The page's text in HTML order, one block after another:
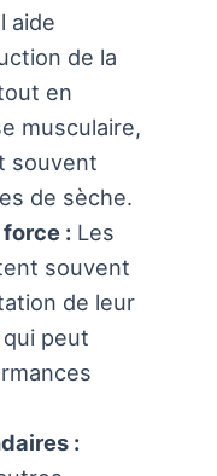
aide
de la
en
musculaire,
souvent
de sèche.
:Les
souvent
de leur
peut
: